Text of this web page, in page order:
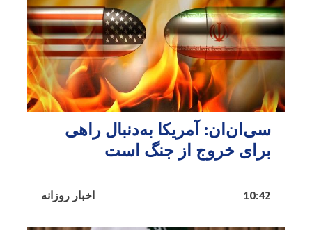
سی‌ان‌ان: آمریکا به‌دنبال راهی
برای خروج از جنگ است
اخبار روزانه 10:42